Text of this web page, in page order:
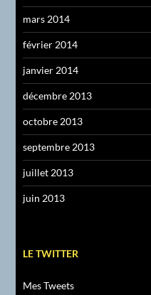
mars 2014
février 2014
janvier 2014
décembre 2013
octobre 2013
septembre 2013
juillet 2013
juin 2013
LE TWITTER
Mes Tweets